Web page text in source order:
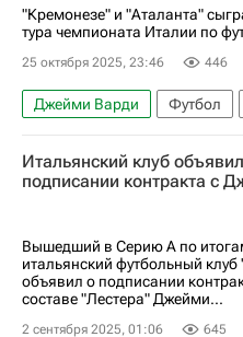
"Кремонезе" и "Аталанта"
тура чемпионата Италии по
25 октября 2025, 23:46 446
Джейми Варди Футбол
Аталанта
Кремонезе
Итальянский клуб
подписании контракта с
Вышедший в Серию А по
итальянский футбольный
объявил о подписании
составе "Лестера" Джейми...
2 сентября 2025, 01:06 645